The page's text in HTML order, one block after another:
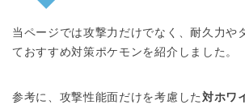
当ページでは攻撃力だけでなく、耐久力や
ておすすめ対策ポケモンを紹介しました。
参考に、攻撃性能面だけを考慮した 対ホワ